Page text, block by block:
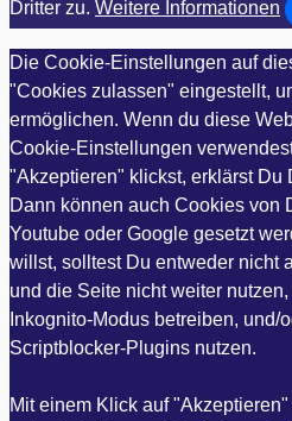
Dritter zu. Weitere Informationen
Die Cookie-Einstellungen auf
"Cookies zulassen" eingestellt,
ermöglichen. Wenn du diese
Cookie-Einstellungen
"Akzeptieren" klickst, erklärst Du
Dann können auch Cookies von
Youtube oder Google gesetzt
willst, solltest Du entweder nicht
und die Seite nicht weiter
Inkognito-Modus betreiben, und/
Scriptblocker-Plugins nutzen.
Mit einem Klick auf